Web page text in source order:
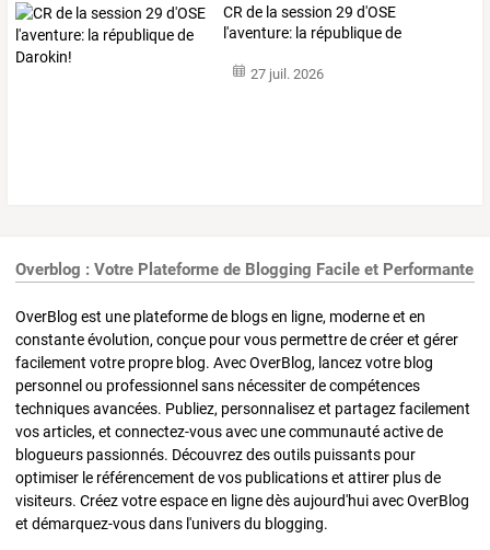
CR de la session 29 d'OSE
l'aventure: la république de
27 juil. 2026
Overblog : Votre Plateforme de Blogging Facile et Performante
OverBlog est une plateforme de blogs en ligne, moderne et en
constante évolution, conçue pour vous permettre de créer et gérer
facilement votre propre blog. Avec OverBlog, lancez votre blog
personnel ou professionnel sans nécessiter de compétences
techniques avancées. Publiez, personnalisez et partagez facilement
vos articles, et connectez-vous avec une communauté active de
blogueurs passionnés. Découvrez des outils puissants pour
optimiser le référencement de vos publications et attirer plus de
visiteurs. Créez votre espace en ligne dès aujourd'hui avec OverBlog
et démarquez-vous dans l'univers du blogging.